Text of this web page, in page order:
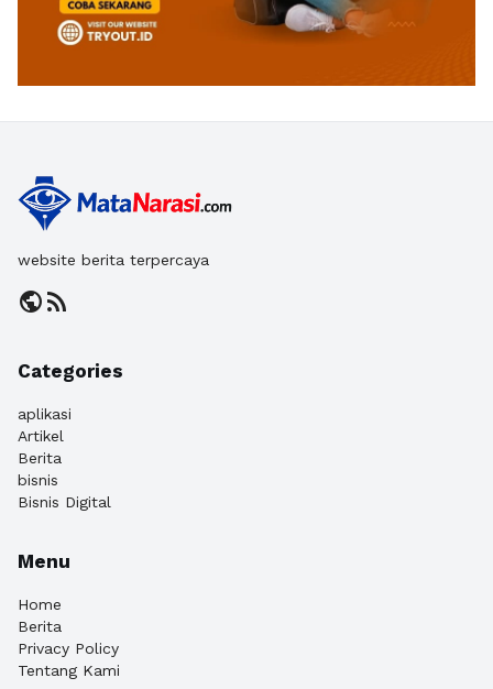
website berita terpercaya
publicrss_feed
Categories
aplikasi
Artikel
Berita
bisnis
Bisnis Digital
Menu
Home
Berita
Privacy Policy
Tentang Kami